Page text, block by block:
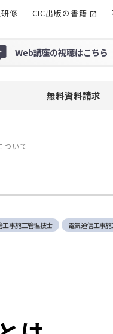
Web講座の視聴はこちら
無料資料請求
修 CIC出版の書籍
ついて
工事施工管理技士 電気通信工事